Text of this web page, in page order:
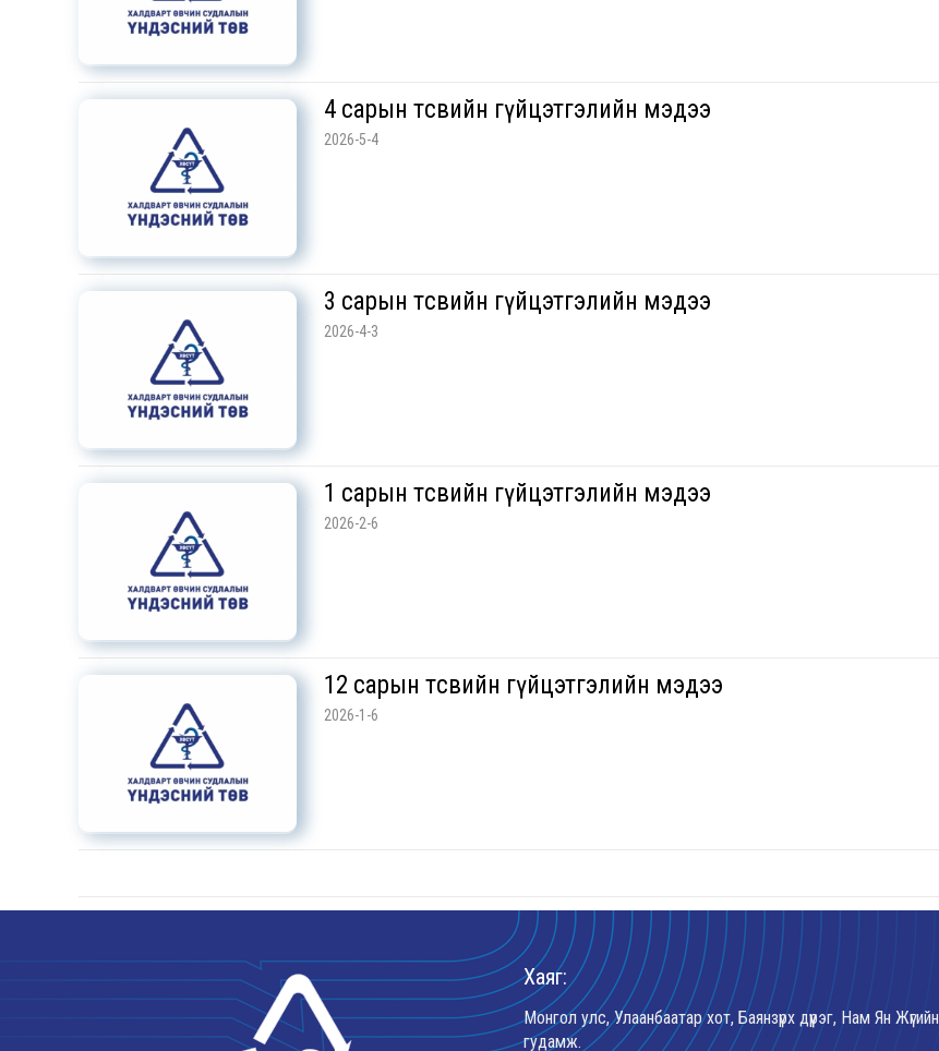
4 сарын төсвийн гүйцэтгэлийн мэдээ
2026-5-4
3 сарын төсвийн гүйцэтгэлийн мэдээ
2026-4-3
1 сарын төсвийн гүйцэтгэлийн мэдээ
2026-2-6
12 сарын төсвийн гүйцэтгэлийн мэдээ
2026-1-6
Хаяг:
Монгол улс, Улаанбаатар хот, Баянзүрх дүүрэг, Нам Ян Жүгийн
гудамж.